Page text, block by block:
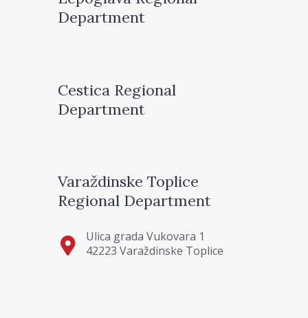
Department
Cestica Regional
Department
Varaždinske Toplice
Regional Department
Ulica grada Vukovara 1
42223 Varaždinske Toplice